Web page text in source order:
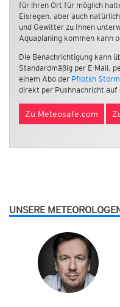
für ihren Ort für möglich
Eisregen, aber auch
und Gewitter zu Ihnen
Aquaplaning kommen kann
Die Benachrichtigung kann
Standardmäßig per E-Mail,
einem Abo der Pflotsh
direkt per Pushnachricht auf
Zu Meteosafe.com
UNSERE